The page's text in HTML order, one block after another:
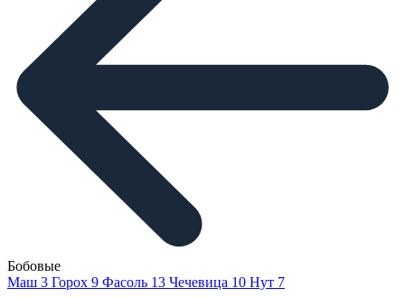
Бобовые
Маш 3 Горох 9 Фасоль 13 Чечевица 10 Нут 7